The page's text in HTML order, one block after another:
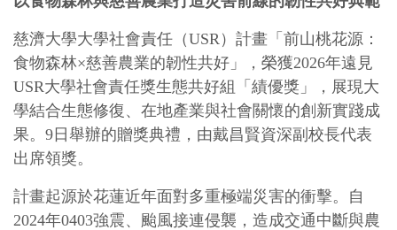
慈濟大學大學社會責任（USR）計畫「前山桃花源：
食物森林×慈善農業的韌性共好」，榮獲2026年遠見
USR大學社會責任獎生態共好組「績優獎」，展現大
學結合生態修復、在地產業與社會關懷的創新實踐成
果。9日舉辦的贈獎典禮，由戴昌賢資深副校長代表
出席領獎。
計畫起源於花蓮近年面對多重極端災害的衝擊。自
2024年0403強震、颱風接連侵襲，造成交通中斷與農